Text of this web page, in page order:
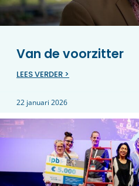
Van de voorzitter
LEES VERDER >
22 januari 2026